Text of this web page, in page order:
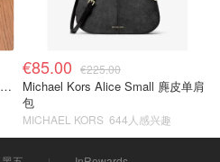
adidas Originals adidas Originals TOKYO 复古休闲鞋 深棕色
€85.00 €225.00
Michael Kors Alice Small 麂皮单肩
包
MICHAEL KORS 644人感兴趣